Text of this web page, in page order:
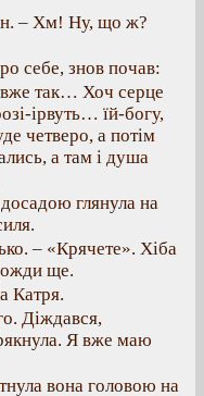
– Хм! Ну, що ж?
себе, знов почав:
так… Хоч серце
ірвуть… їй-богу,
четверо, а потім
а там і душа
глянула на
– «Крячете». Хіба
ще.
Катря.
Діждався,
Я вже маю
вона головою на